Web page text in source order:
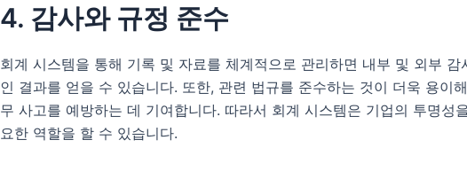
4. 감사와 규정 준수
회계 시스템을 통해 기록 및 자료를 체계적으로 관리하면 내부 및 외부 감
인 결과를 얻을 수 있습니다. 또한, 관련 법규를 준수하는 것이 더욱 용이
무 사고를 예방하는 데 기여합니다. 따라서 회계 시스템은 기업의 투명성
요한 역할을 할 수 있습니다.